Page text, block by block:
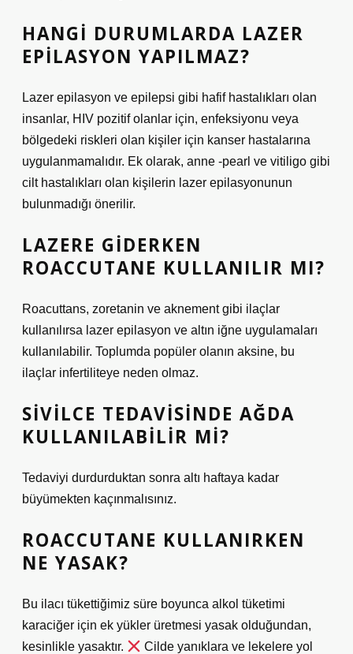
HANGI DURUMLARDA LAZER
EPILASYON YAPILMAZ?
Lazer epilasyon ve epilepsi gibi hafif hastalıkları olan
insanlar, HIV pozitif olanlar için, enfeksiyonu veya
bölgedeki riskleri olan kişiler için kanser hastalarına
uygulanmamalıdır. Ek olarak, anne -pearl ve vitiligo gibi
cilt hastalıkları olan kişilerin lazer epilasyonunun
bulunmadığı önerilir.
LAZERE GIDERKEN
ROACCUTANE KULLANILIR MI?
Roacuttans, zoretanin ve aknement gibi ilaçlar
kullanılırsa lazer epilasyon ve altın iğne uygulamaları
kullanılabilir. Toplumda popüler olanın aksine, bu
ilaçlar infertiliteye neden olmaz.
SIVILCE TEDAVISINDE AĞDA
KULLANILABILIR MI?
Tedaviyi durdurduktan sonra altı haftaya kadar
büyümekten kaçınmalısınız.
ROACCUTANE KULLANIRKEN
NE YASAK?
Bu ilacı tükettiğimiz süre boyunca alkol tüketimi
karaciğer için ek yükler üretmesi yasak olduğundan,
kesinlikle yasaktır.
Cilde yanıklara ve lekelere yol